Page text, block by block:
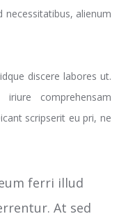
necessitatibus, alienum
discere labores ut.
comprehensam
scripserit eu pri, ne
ferri illud
At sed